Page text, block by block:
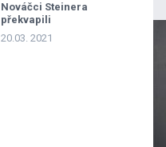
Nováčci Steinera
překvapili
20.03. 2021